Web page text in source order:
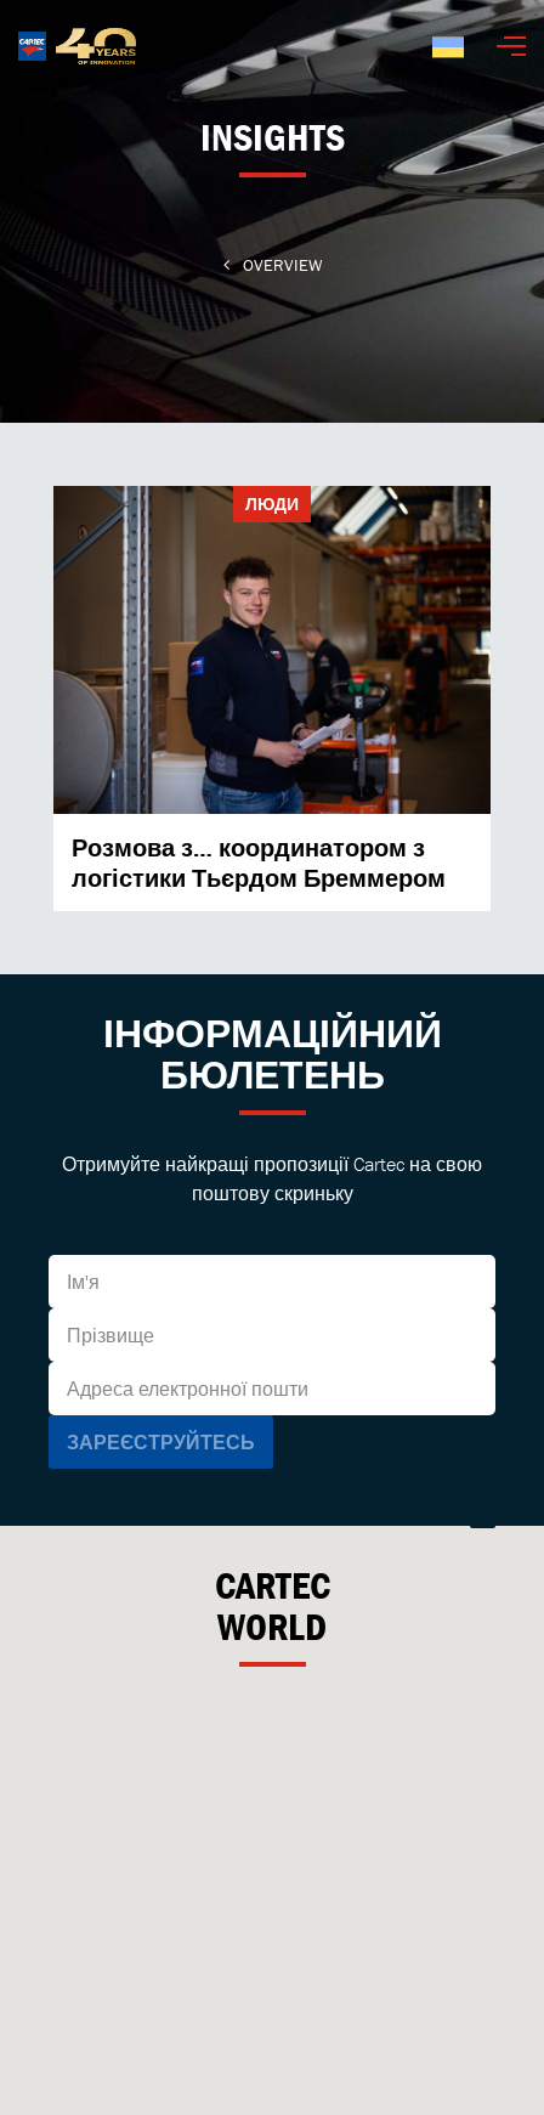
INSIGHTS
OVERVIEW
ЛЮДИ
Розмова з… координатором з
логістики Тьєрдом Бреммером
ІНФОРМАЦІЙНИЙ
БЮЛЕТЕНЬ
Отримуйте найкращі пропозиції Cartec на свою
поштову скриньку
CARTEC
WORLD